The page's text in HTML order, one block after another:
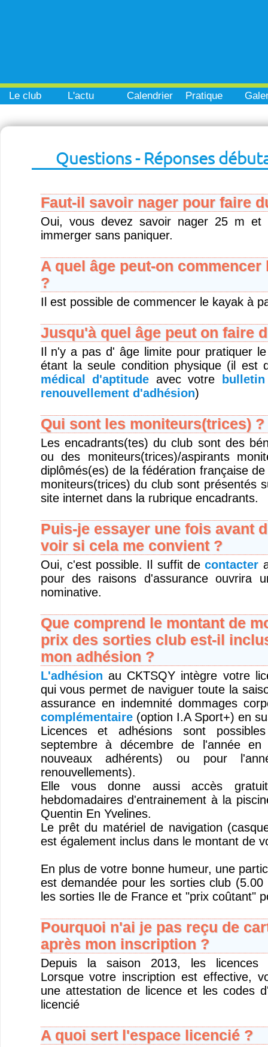
Le club L'actu Calendrier Pratique
Questions - Réponses
Faut-il savoir nager pour faire
Oui, vous devez savoir nager 25 m et
immerger sans paniquer.
A quel âge peut-on commencer
?
Il est possible de commencer le kayak à
Jusqu'à quel âge peut on faire
Il n'y a pas d' âge limite pour pratiquer
étant la seule condition physique (il est
médical d'aptitude avec votre
renouvellement d'adhésion)
Qui sont les moniteurs(trices) ?
Les encadrants(tes) du club sont des
ou des moniteurs(trices)/aspirants
diplômés(es) de la fédération française
moniteurs(trices) du club sont présentés
site internet dans la rubrique encadrants.
Puis-je essayer une fois avant
voir si cela me convient ?
Oui, c'est possible. Il suffit decontacter
pour des raisons d'assurance ouvrira
nominative.
Que comprend le montant de
prix des sorties club est-il
mon adhésion ?
L'adhésion au CKTSQY intègre votre
qui vous permet de naviguer toute la
assurance en indemnité dommages
complémentaire(option I.A Sport+) en
Licences et adhésions sont
septembre à décembre de l'année
nouveaux adhérents) ou pour
renouvellements).
Elle vous donne aussi accès
hebdomadaires d'entrainement à la
Quentin En Yvelines.
Le prêt du matériel de navigation
est également inclus dans le montant de
En plus de votre bonne humeur, une
est demandée pour les sorties club
les sorties Ile de France et "prix coûtant"
Pourquoi n'ai je pas reçu de
après mon inscription ?
Depuis la saison 2013, les licences
Lorsque votre inscription est effective,
une attestation de licence et les codes
licencié
A quoi sert l'espace licencié ?